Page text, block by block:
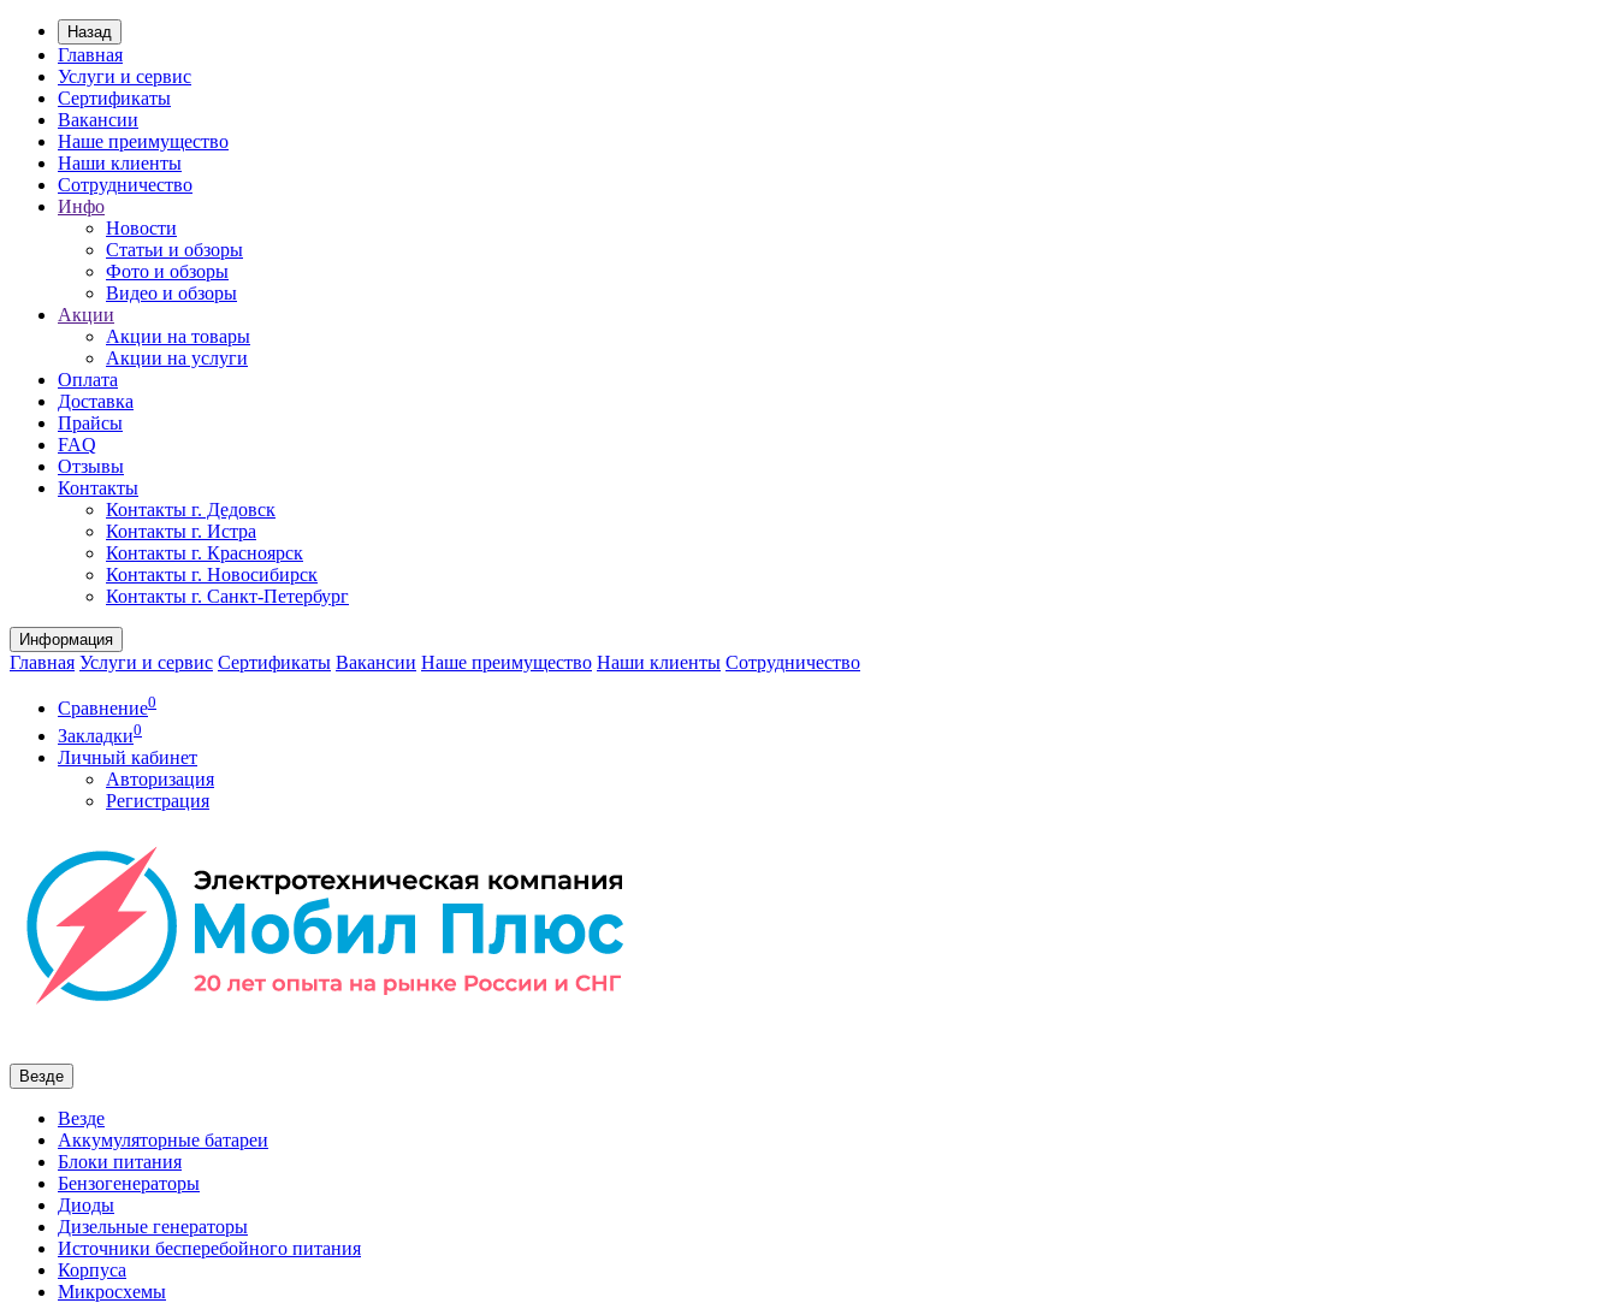
Назад
Главная
Услуги и сервис
Сертификаты
Вакансии
Наше преимущество
Наши клиенты
Сотрудничество
Инфо
Новости
Статьи и обзоры
Фото и обзоры
Видео и обзоры
Акции
Акции на товары
Акции на услуги
Оплата
Доставка
Прайсы
FAQ
Отзывы
Контакты
Контакты г. Дедовск
Контакты г. Истра
Контакты г. Красноярск
Контакты г. Новосибирск
Контакты г. Санкт-Петербург
Информация
Главная Услуги и сервис Сертификаты Вакансии Наше преимущество Наши клиенты Сотрудничество
Сравнение0
Закладки0
Личный кабинет
Авторизация
Регистрация
Везде
Везде
Аккумуляторные батареи
Блоки питания
Бензогенераторы
Диоды
Дизельные генераторы
Источники бесперебойного питания
Корпуса
Микросхемы